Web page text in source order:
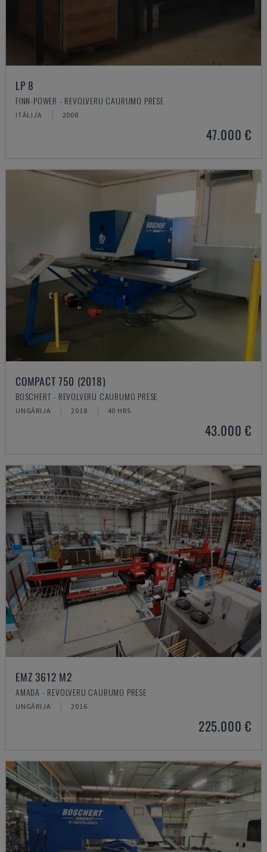
LP 8
FINN-POWER - REVOLVERU CAURUMO PRESE
ITĀLIJA 2008
47.000 €
COMPACT 750 (2018)
BOSCHERT - REVOLVERU CAURUMO PRESE
UNGĀRIJA 2018 40 HRS
43.000 €
EMZ 3612 M2
AMADA - REVOLVERU CAURUMO PRESE
UNGĀRIJA 2016
225.000 €